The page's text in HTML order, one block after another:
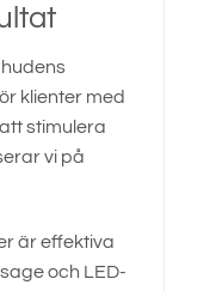
klienter med
stimulera
vi på
är effektiva
och LED-